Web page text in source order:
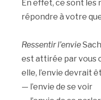
En effet, ce sont les
répondre à votre
Ressentir l’envie
est attirée par vous
elle, l’envie devrait
— l’envie de se voir